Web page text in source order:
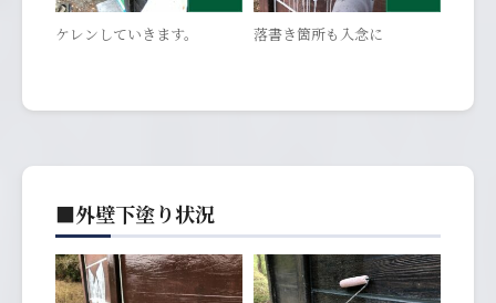
ケレンしていきます。 落書き箇所も入念に
■外壁下塗り状況